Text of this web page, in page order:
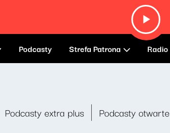
Podcasty Strefa Patrona Radio
Podcasty extra plus Podcasty otwarte